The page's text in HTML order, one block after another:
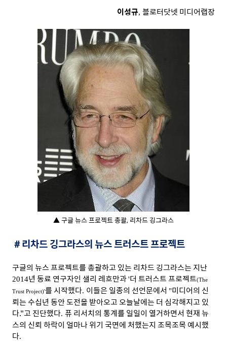
이성규, 블로터닷넷 미디어랩장
▲ 구글 뉴스 프로젝트 총괄, 리차드 깅그라스
＃리차드 깅그라스의 뉴스 트러스트 프로젝트
구글의 뉴스 프로젝트를 총괄하고 있는 리차드 깅그라스는 지난
2014년 동료 연구자인 샐리 레흐만과'더 트러스트 프로젝트(The
Trust Project)'를 시작했다. 이들은 일종의 선언문에서 "미디어의 신
뢰는 수십년 동안 도전을 받아오고 오늘날에는 더 심각해지고 있
다."고 진단했다. 퓨 리서치의 통계를 일일이 열거하면서 현재 뉴
스의 신뢰 하락이 얼마나 위기 국면에 처했는지 조목조목 예시했
다.